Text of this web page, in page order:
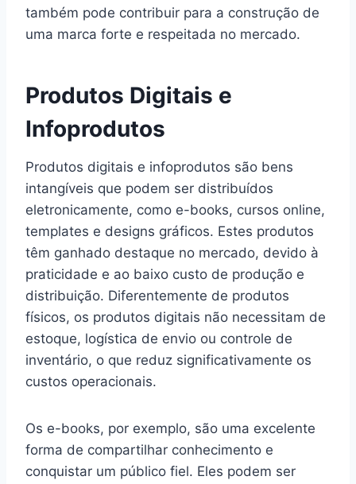
também pode contribuir para a construção de
uma marca forte e respeitada no mercado.
Produtos Digitais e
Infoprodutos
Produtos digitais e infoprodutos são bens
intangíveis que podem ser distribuídos
eletronicamente, como e-books, cursos online,
templates e designs gráficos. Estes produtos
têm ganhado destaque no mercado, devido à
praticidade e ao baixo custo de produção e
distribuição. Diferentemente de produtos
físicos, os produtos digitais não necessitam de
estoque, logística de envio ou controle de
inventário, o que reduz significativamente os
custos operacionais.
Os e-books, por exemplo, são uma excelente
forma de compartilhar conhecimento e
conquistar um público fiel. Eles podem ser